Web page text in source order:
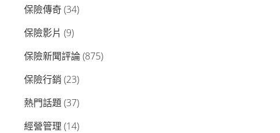
保險傳奇(34)
保險影片 (9)
保險新聞評論(875)
保險行銷 (23)
熱門話題(37)
經營管理 (14)